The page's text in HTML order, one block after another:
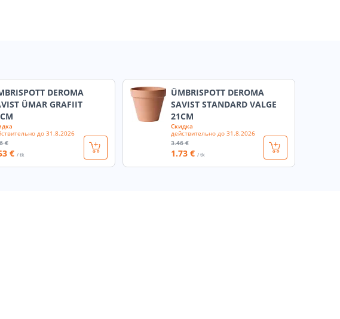
DEROMA
ÜMAR GRAFIIT
до 31.8.2026
€
€ / tk
ÜMBRISPOTT DEROMA
SAVIST STANDARD VALGE
21CM
Скидка
действительно до 31.8.2026
3.46 €
1.73 € / tk